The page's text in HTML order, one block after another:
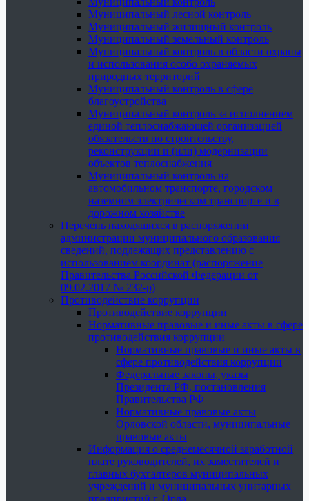
Муниципальный лесной контроль
Муниципальный жилищный контроль
Муниципальный земельный контроль
Муниципальный контроль в области охраны
и использования особо охраняемых
природных территорий
Муниципальный контроль в сфере
благоустройства
Муниципальный контроль за исполнением
единой теплоснабжающей организацией
обязательств по строительству,
реконструкции и (или) модернизации
объектов теплоснабжения
Муниципальный контроль на
автомобильном транспорте, городском
наземном электрическом транспорте и в
дорожном хозяйстве
Перечень находящихся в распоряжении
администрации муниципального образования
сведений, подлежащих представлению с
использованием координат (распоряжение
Правительства Российской Федерации от
09.02.2017 № 232-р)
Противодействие коррупции
Противодействие коррупции
Нормативные правовые и иные акты в сфере
противодействия коррупции
Нормативные правовые и иные акты в
сфере противодействия коррупции
Федеральные законы, указы
Президента РФ, постановления
Правительства РФ
Нормативные правовые акты
Орловской области, муниципальные
правовые акты
Информация о среднемесячной заработной
плате руководителей, их заместителей и
главных бухгалтеров муниципальных
учреждений и муниципальных унитарных
предприятий г. Орла